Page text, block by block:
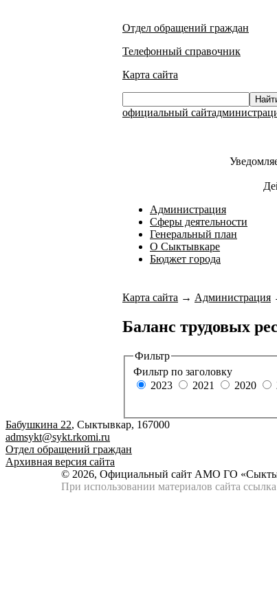
Отдел обращений граждан
Телефонный справочник
Карта сайта
официальный
Администрация
Сферы деятельности
Генеральный план
О Сыктывкаре
Бюджет города
Карта сайта → Администрация
Баланс трудовых
Фильтр
Фильтр по заголовку
2023
2021 2020
Бабушкина 22, Сыктывкар, 167000
admsykt@sykt.rkomi.ru
Отдел обращений граждан
Архивная версия сайта
© 2026, Официальный сайт АМО ГО
При использовании материалов сайта